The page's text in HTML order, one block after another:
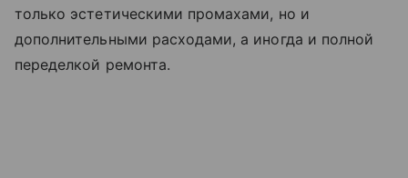
только эстетическими промахами, но и
дополнительными расходами, а иногда и полной
переделкой ремонта.